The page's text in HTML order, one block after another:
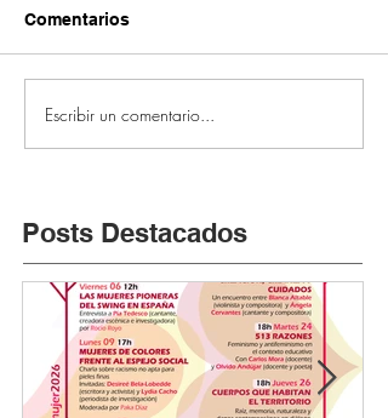
Comentarios
Escribir un comentario...
Posts Destacados